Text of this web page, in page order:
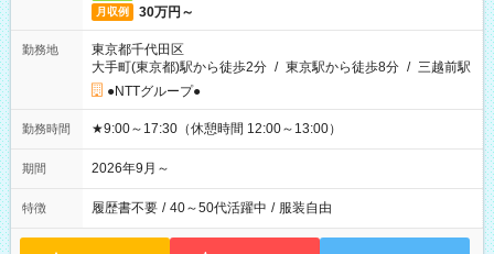
月収例 30万円～
勤務地
東京都千代田区
大手町(東京都)駅から徒歩2分 / 東京駅から徒歩8分 / 三越前駅
●NTTグループ●
勤務時間 ★9:00～17:30（休憩時間 12:00～13:00）
期間 2026年9月～
特徴 履歴書不要 / 40～50代活躍中 / 服装自由